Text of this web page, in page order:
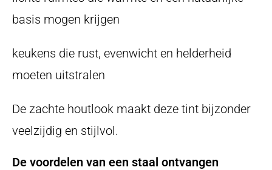
basis mogen krijgen
keukens die rust, evenwicht en helderheid
moeten uitstralen
De zachte houtlook maakt deze tint bijzonder
veelzijdig en stijlvol.
De voordelen van een staal ontvangen